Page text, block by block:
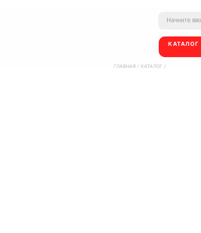
КАТАЛОГ
ГЛАВНАЯ / КАТАЛОГ /